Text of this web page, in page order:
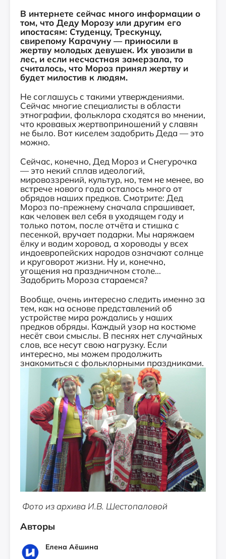
В интернете сейчас много информации о
том, что Деду Морозу или другим его
ипостасям: Студенцу, Трескунцу,
свирепому Карачуну — приносили в
жертву молодых девушек. Их увозили в
лес, и если несчастная замерзала, то
считалось, что Мороз принял жертву и
будет милостив к людям.
Не соглашусь с такими утверждениями.
Сейчас многие специалисты в области
этнографии, фольклора сходятся во мнении,
что кровавых жертвоприношений у славян
не было. Вот киселем задобрить Деда — это
можно.
Сейчас, конечно, Дед Мороз и Снегурочка
— это некий сплав идеологий,
мировоззрений, культур, но, тем не менее, во
встрече нового года осталось много от
обрядов наших предков. Смотрите: Дед
Мороз по-прежнему сначала спрашивает,
как человек вел себя в уходящем году и
только потом, после отчёта и стишка с
песенкой, вручает подарки. Мы наряжаем
ёлку и водим хоровод, а хороводы у всех
индоевропейских народов означают солнце
и круговорот жизни. Ну и, конечно,
угощения на праздничном столе...
Задобрить Мороза стараемся?
Вообще, очень интересно следить именно за
тем, как на основе представлений об
устройстве мира рождались у наших
предков обряды. Каждый узор на костюме
несёт свои смыслы. В песнях нет случайных
слов, все несут свою нагрузку. Если
интересно, мы можем продолжить
знакомиться с фольклорными праздниками.
Фото из архива И.В. Шестопаловой
Авторы
Елена Аёшина